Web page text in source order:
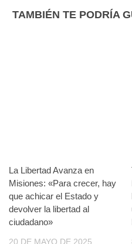
TAMBIÉN TE PODRÍA
La Libertad Avanza en
Misiones: «Para crecer, hay
que achicar el Estado y
devolver la libertad al
ciudadano»
20 DE MAYO DE 2025